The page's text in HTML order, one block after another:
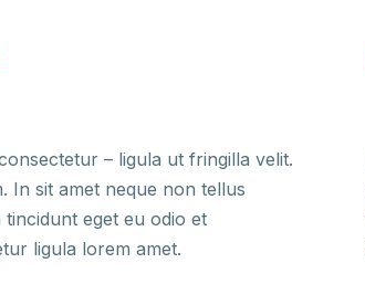
– ligula ut fringilla velit.
In sit amet neque non tellus
tincidunt eget eu odio et
ligula lorem amet.